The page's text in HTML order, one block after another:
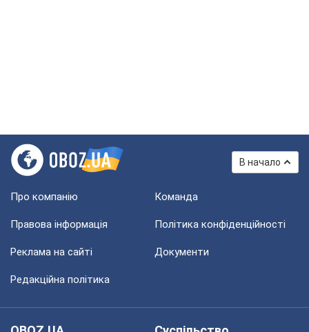
В начало
Про компанію Команда
Правова інформація Політика конфіденційності
Реклама на сайті Документи
Редакційна політика